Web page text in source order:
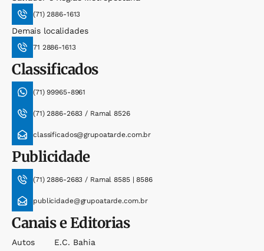
(71) 2886-1613
Demais localidades
71 2886-1613
Classificados
(71) 99965-8961
(71) 2886-2683 / Ramal 8526
classificados@grupoatarde.com.br
Publicidade
(71) 2886-2683 / Ramal 8585 | 8586
publicidade@grupoatarde.com.br
Canais e Editorias
Autos
E.c. Bahia